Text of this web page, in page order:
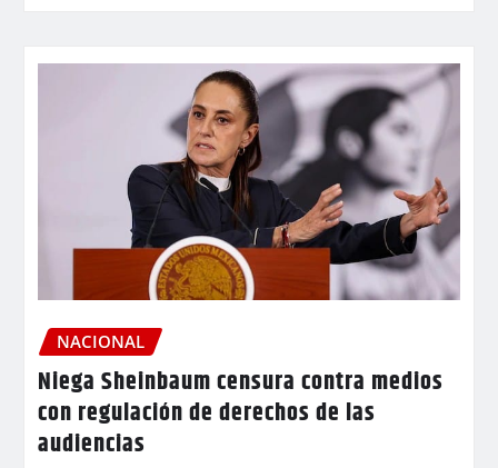
NACIONAL
Niega Sheinbaum censura contra medios
con regulación de derechos de las
audiencias